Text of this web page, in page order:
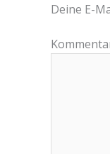
Deine E-